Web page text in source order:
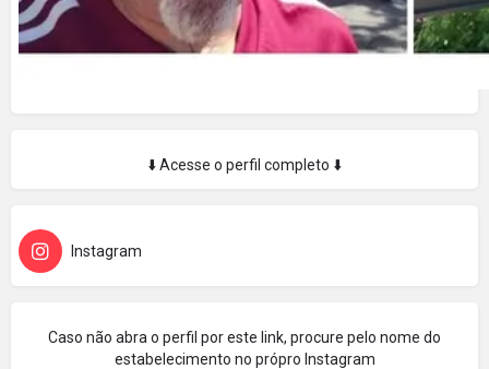
⬇️ Acesse o perfil completo ⬇️
Instagram
Caso não abra o perfil por este link, procure pelo nome do
estabelecimento no própro Instagram